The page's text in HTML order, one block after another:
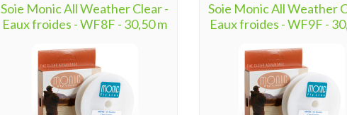
Soie Monic All Weather Clear -
Eaux froides - WF8F - 30,50 m
Soie Monic All Weather
Eaux froides - WF9F -